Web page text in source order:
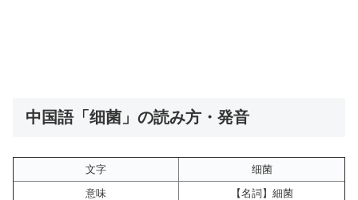
中国語「细菌」の読み方・発音
文字
细菌
意味
【名詞】細菌